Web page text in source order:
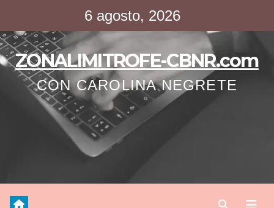
contenido
6 agosto, 2026
ZONALIMITROFE-CBNR.com
CON CAROLINA NEGRETE